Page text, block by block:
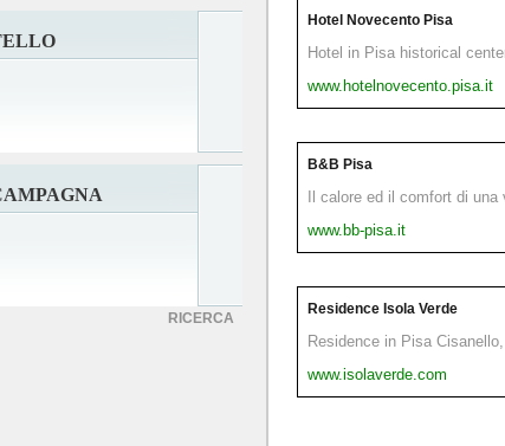
RICERCA
Hotel Novecento Pisa
Hotel in Pisa historical
www.hotelnovecento.pisa.it
B&B Pisa
Il calore ed il comfort di
www.bb-pisa.it
Residence Isola Verde
Residence in Pisa
www.isolaverde.com